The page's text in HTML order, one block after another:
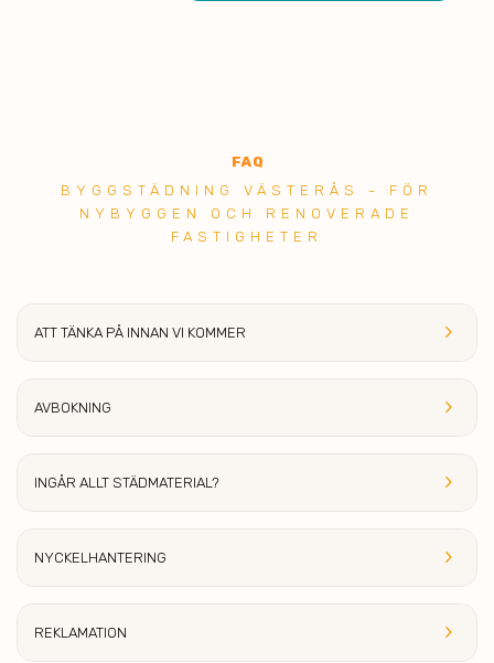
FAQ
BYGGSTÄDNING VÄSTERÅS - FÖR
NYBYGGEN OCH RENOVERADE
FASTIGHETER
keyboard_arrow_right
ATT TÄNKA PÅ INNAN VI KOMMER
keyboard_arrow_right
AVBOKNING
keyboard_arrow_right
INGÅR ALLT STÄDMATERIAL?
keyboard_arrow_right
NYCKEL HANTERING
keyboard_arrow_right
REKLAMATION